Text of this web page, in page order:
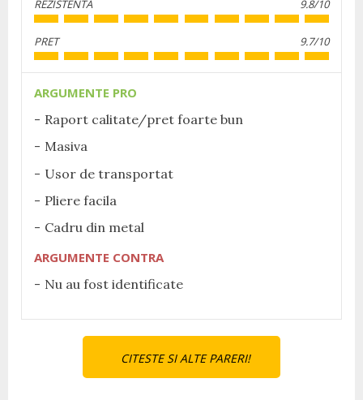
REZISTENTA 9.8/10
PRET 9.7/10
ARGUMENTE PRO
Raport calitate/pret foarte bun
Masiva
Usor de transportat
Pliere facila
Cadru din metal
ARGUMENTE CONTRA
Nu au fost identificate
CITESTE SI ALTE PARERI!